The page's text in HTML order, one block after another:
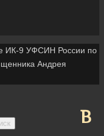
ИК-9 УФСИН России по
Андрея
В